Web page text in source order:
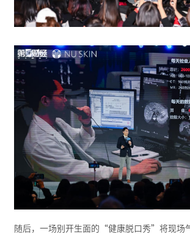
随后，一场别开生面的“健康脱口秀”将现场